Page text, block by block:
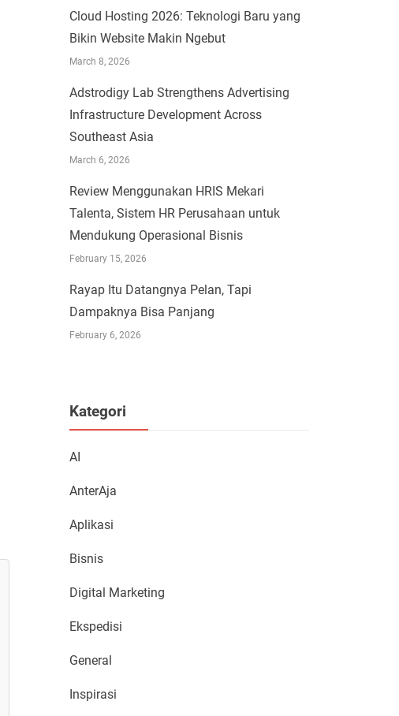
Cloud Hosting 2026: Teknologi Baru yang
Bikin Website Makin Ngebut
March 8, 2026
Adstrodigy Lab Strengthens Advertising
Infrastructure Development Across
Southeast Asia
March 6, 2026
Review Menggunakan HRIS Mekari
Talenta, Sistem HR Perusahaan untuk
Mendukung Operasional Bisnis
February 15, 2026
Rayap Itu Datangnya Pelan, Tapi
Dampaknya Bisa Panjang
February 6, 2026
Kategori
AI
AnterAja
Aplikasi
Bisnis
Digital Marketing
Ekspedisi
General
Inspirasi